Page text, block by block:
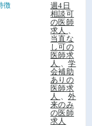
徴
週4日
相談可
の医師
求人
当直な
し可の
医師求
人
、学
会補助
ありの
医師求
人
、外
来のみ
の医師
求人